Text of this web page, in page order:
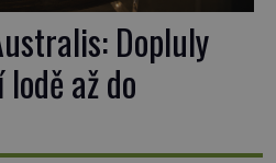
Dopluly
až do